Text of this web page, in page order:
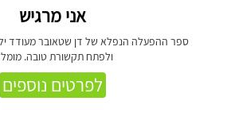
אני מרגיש
ספר ההפעלה הנפלא של דן שטאובר מעודד
ולפתח תקשורת טובה.
לפרטים נוספים